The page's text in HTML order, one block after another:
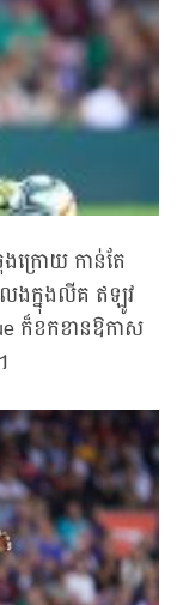
ក្រោយ កាន់តែ
េងក្នុងលីគ ឥឡូវ
ក៏ខកខានឱកាស